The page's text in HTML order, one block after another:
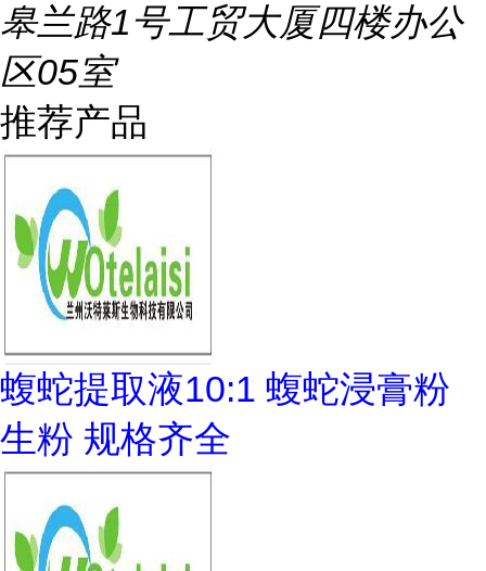
皋兰路1号工贸大厦四楼办公
区05室
推荐产品
蝮蛇提取液10:1 蝮蛇浸膏粉
生粉 规格齐全